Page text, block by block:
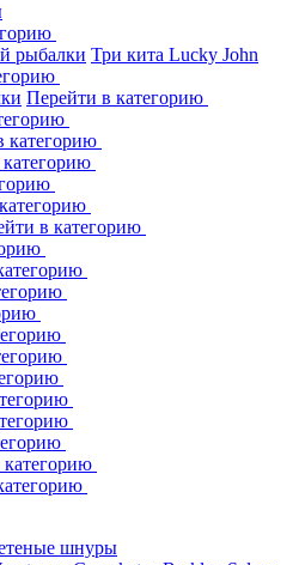
рыбалки Три кита Lucky John
Перейти в категорию
категорию
в категорию
шнуры